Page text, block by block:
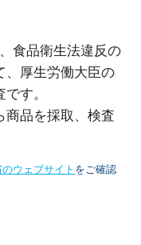
食品衛生法違反の
、厚生労働大臣の
す。
品を採取、検査
ウェブサイトをご確認